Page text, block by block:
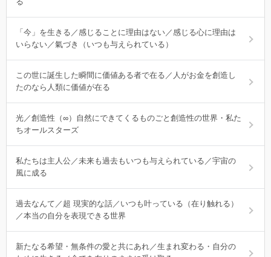
「今」を生きる／感じることに理由はない／感じる心に理由は
いらない／氣づき（いつも与えられている）
この世に誕生した瞬間に価値ある者で在る／人がお金を創造し
たのなら人類に価値が在る
光／創造性（∞）自然にできてくるものごと創造性の世界・私た
ちオールスターズ
私たちは主人公／未来も過去もいつも与えられている／宇宙の
風に成る
過去なんて／超 現実的な話／いつも叶っている（在り触れる）
／本当の自分を表現できる世界
新たなる希望・無条件の愛と共にあれ／生まれ変わる・自分の